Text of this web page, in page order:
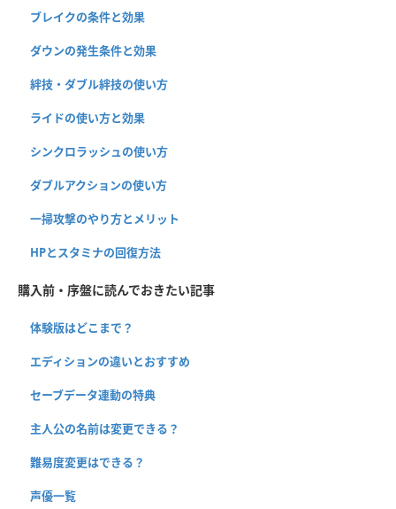
ブレイクの条件と効果
ダウンの発生条件と効果
絆技・ダブル絆技の使い方
ライドの使い方と効果
シンクロラッシュの使い方
ダブルアクションの使い方
一掃攻撃のやり方とメリット
HPとスタミナの回復方法
購入前・序盤に読んでおきたい記事
体験版はどこまで？
エディションの違いとおすすめ
セーブデータ連動の特典
主人公の名前は変更できる？
難易度変更はできる？
声優一覧